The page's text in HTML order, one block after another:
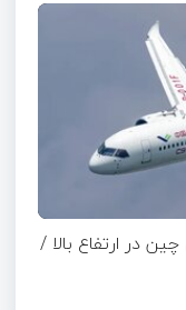
در ارتفاع بالا /